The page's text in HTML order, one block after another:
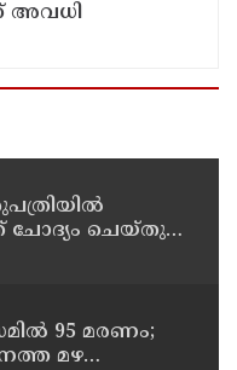
അവധി
ചോദ്യം ചെയ്തു ;
95 മരണം;
മഴ